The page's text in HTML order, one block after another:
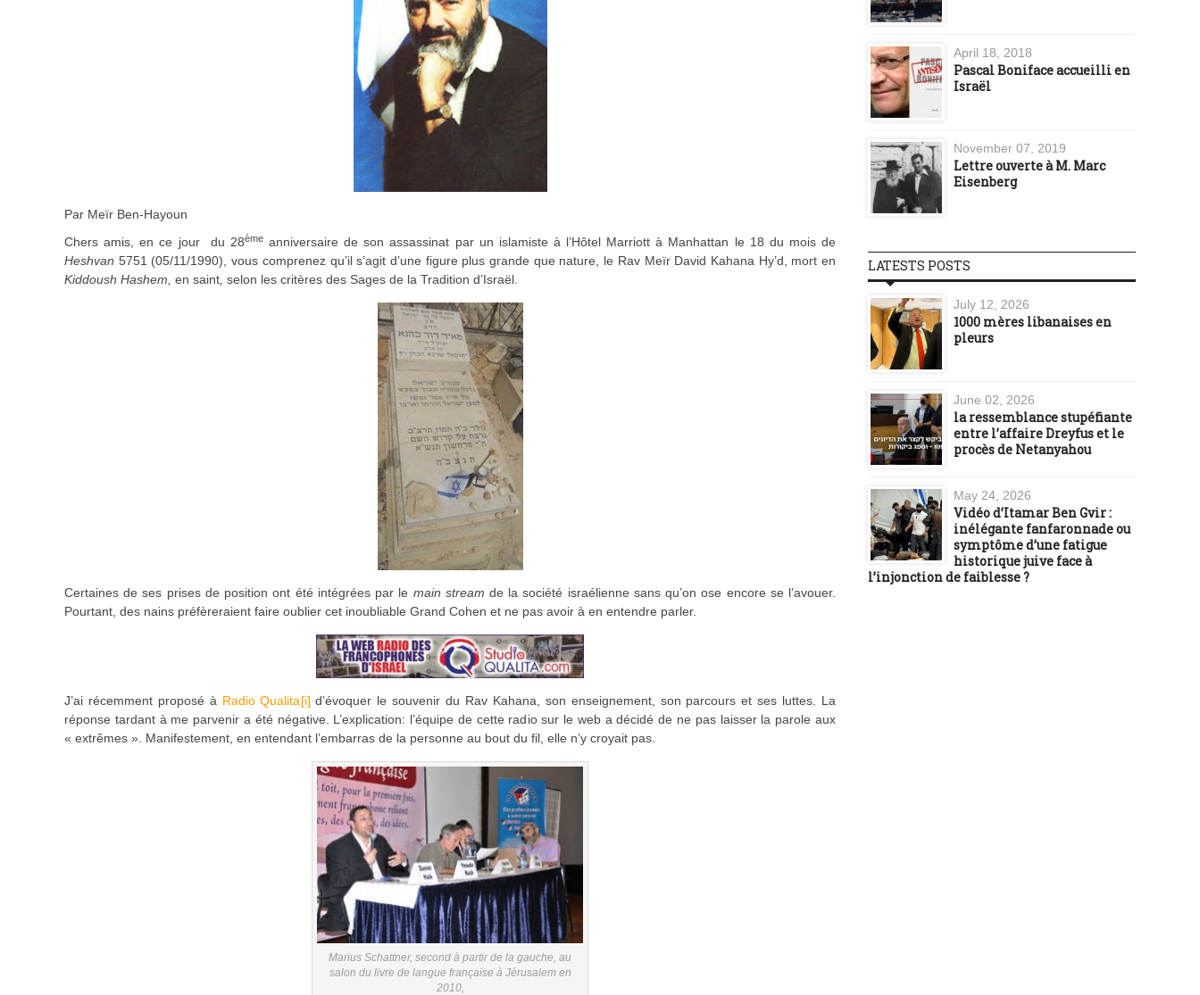
Par Meïr Ben-Hayoun
Chers amis, en ce jour du 28èmeanniversaire de son assassinat par un islamiste à l’Hôtel Marriott à Manhattan le 18 du mois de
Heshvan 5751 (05/11/1990), vous comprenez qu’il s’agit d’une figure plus grande que nature, le Rav Meïr David Kahana Hy’d, mort en
Kiddoush Hashem, en saint, selon les critères des Sages de la Tradition d’Israël.
Certaines de ses prises de position ont été intégrées par le main stream de la société israélienne sans qu’on ose encore se l’avouer.
Pourtant, des nains préfèreraient faire oublier cet inoubliable Grand Cohen et ne pas avoir à en entendre parler.
J’ai récemment proposé à Radio Qualita[i] d’évoquer le souvenir du Rav Kahana, son enseignement, son parcours et ses luttes. La
réponse tardant à me parvenir a été négative. L’explication: l’équipe de cette radio sur le web a décidé de ne pas laisser la parole aux
« extrêmes ». Manifestement, en entendant l’embarras de la personne au bout du fil, elle n’y croyait pas.
Marius Schattner, second à partir de la gauche, au
salon du livre de langue française à Jérusalem en
2010,
April 18, 2018
Pascal Boniface accueilli en
Israël
November 07, 2019
Lettre ouverte à M. Marc
Eisenberg
LATESTS POSTS
July 12, 2026
1000 mères libanaises en
pleurs
June 02, 2026
la ressemblance stupéfiante
entre l’affaire Dreyfus et le
procès de Netanyahou
May 24, 2026
Vidéo d’Itamar Ben Gvir :
inélégante fanfaronnade ou
symptôme d’une fatigue
historique juive face à
l’injonction de faiblesse ?